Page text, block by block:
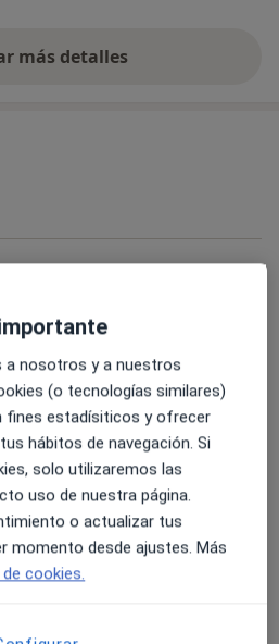
más detalles
sobre la experiencia
carnet de conducir
a nosotros y a nuestros
(o tecnologías similares)
fines estadísiticos y ofrecer
hábitos de navegación. Si
solo utilizaremos las
uso de nuestra página.
o actualizar tus
momento desde ajustes. Más
cookies.